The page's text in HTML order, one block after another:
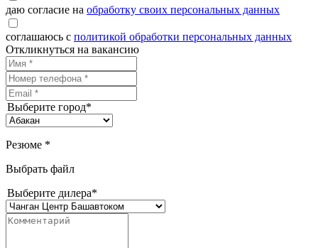
даю согласие на обработку своих персональных данных
соглашаюсь с политикой обработки персональных данных
Откликнуться на вакансию
Выберите город*
Резюме *
Выбрать файл
Выберите дилера*